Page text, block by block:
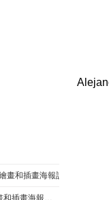
20張複古風格繪畫和插畫海報設計